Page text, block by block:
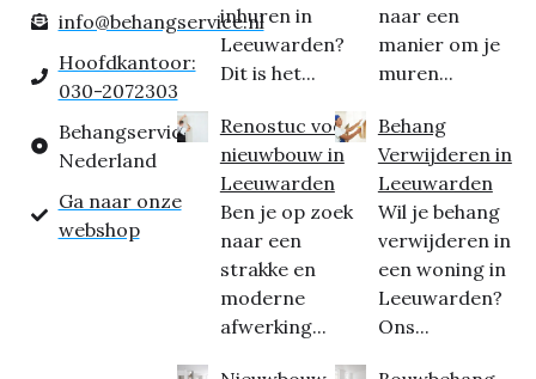
info@behangservice.nl
Hoofdkantoor:
030-2072303
Behangservice
Nederland
Ga naar onze
webshop
inhuren in
Leeuwarden?
Dit is het...
Renostuc voor
nieuwbouw in
Leeuwarden
Ben je op zoek
naar een
strakke en
moderne
afwerking...
naar een
manier om je
muren...
Behang
Verwijderen in
Leeuwarden
Wil je behang
verwijderen in
een woning in
Leeuwarden?
Ons...